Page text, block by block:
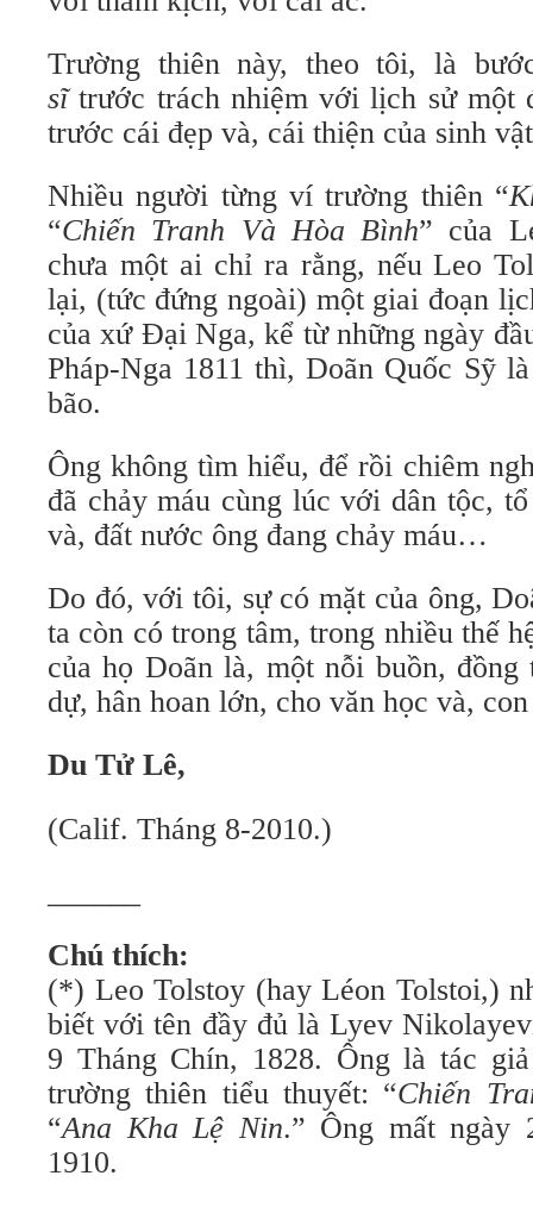
Trường thiên này, theo tôi, là
sĩtrước trách nhiệm với lịch sử một
trước cái đẹp và, cái thiện của sinh
Nhiều người từng ví trường thiên “
“Chiến Tranh Và Hòa Bình” của
chưa một ai chỉ ra rằng, nếu Leo
lại, (tức đứng ngoài) một giai đoạn
của xứ Đại Nga, kể từ những ngày
Pháp-Nga 1811 thì, Doãn Quốc Sỹ
bão.
Ông không tìm hiểu, để rồi chiêm
đã chảy máu cùng lúc với dân tộc,
và, đất nước ông đang chảy máu…
Do đó, với tôi, sự có mặt của ông,
ta còn có trong tâm, trong nhiều thế
của họ Doãn là, một nỗi buồn,
dự, hân hoan lớn, cho văn học và,
Du Tử Lê,
(Calif. Tháng 8-2010.)
Chú thích:
(*) Leo Tolstoy (hay Léon Tolstoi,)
biết với tên đầy đủ là Lyev
9 Tháng Chín, 1828. Ông là tác
trường thiên tiểu thuyết: “Chiến
“Ana Kha Lệ Nin.” Ông mất ngày
1910.